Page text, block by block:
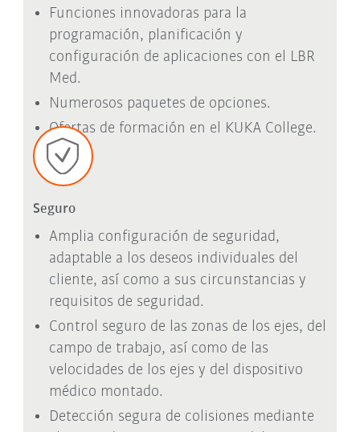
Funciones innovadoras para la
programación, planificación y
configuración de aplicaciones con el LBR
Med.
Numerosos paquetes de opciones.
Ofertas de formación en el KUKA College.
Seguro
Amplia configuración de seguridad,
adaptable a los deseos individuales del
cliente, así como a sus circunstancias y
requisitos de seguridad.
Control seguro de las zonas de los ejes, del
campo de trabajo, así como de las
velocidades de los ejes y del dispositivo
médico montado.
Detección segura de colisiones mediante